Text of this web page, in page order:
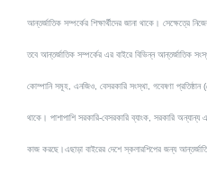
আন্তর্জাতিক সম্পর্কের শিক্ষার্থীদের জানা থাকে। সেক্ষেত্রে
তবে আন্তর্জাতিক সম্পর্কের এর বাইরে বিভিন্ন আন্তর্জাতিক
কোম্পানি সমূহ, এনজিও, বেসরকারি সংস্থা, গবেষণা
থাকে। পাশাপাশি সরকারি-বেসরকারি ব্যাংক, সরকারি অন্যান্য
কাজ করছে।এছাড়া বাইরের দেশে স্কলারশিপের জন্য